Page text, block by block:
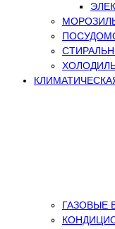
ГАЗОВЫЕ